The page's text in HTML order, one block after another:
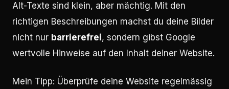
Alt-Texte sind klein, aber mächtig. Mit den
richtigen Beschreibungen machst du deine Bilder
nicht nur barrierefrei, sondern gibst Google
wertvolle Hinweise auf den Inhalt deiner Website.
Mein Tipp: Überprüfe deine Website regelmässig